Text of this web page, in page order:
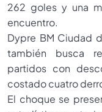
262 goles y una
encuentro.
Dypre BM Ciudad
también busca
partidos con
costado cuatro
El choque se